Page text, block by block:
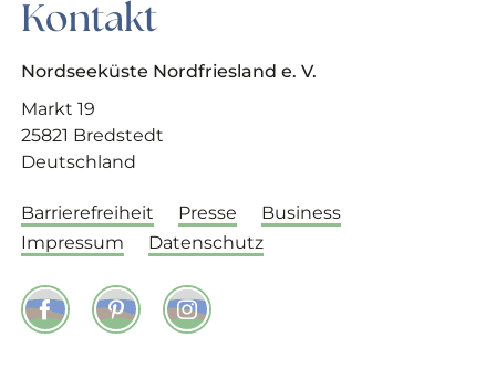
Kontakt
Nordseeküste Nordfriesland e. V.
Markt 19
25821 Bredstedt
Deutschland
Barrierefreiheit Presse
Business
Impressum
Datenschutz
FacebookPinterestInstagram